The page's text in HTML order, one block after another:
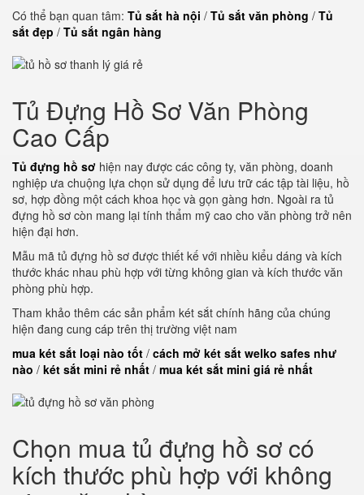
Có thể bạn quan tâm: Tủ sắt hà nội / Tủ sắt văn phòng / Tủ
sắt đẹp / Tủ sắt ngân hàng
Tủ Đựng Hồ Sơ Văn Phòng
Cao Cấp
Tủ đựng hồ sơ hiện nay được các công ty, văn phòng, doanh
nghiệp ưa chuộng lựa chọn sử dụng để lưu trữ các tập tài liệu, hồ
sơ, hợp đồng một cách khoa học và gọn gàng hơn. Ngoài ra tủ
đựng hồ sơ còn mang lại tính thẩm mỹ cao cho văn phòng trở nên
hiện đại hơn.
Mẫu mã tủ đựng hồ sơ được thiết kế với nhiều kiểu dáng và kích
thước khác nhau phù hợp với từng không gian và kích thước văn
phòng phù hợp.
Tham khảo thêm các sản phẩm két sắt chính hãng của chúng
hiện đang cung cáp trên thị trường việt nam
mua két sắt loại nào tốt / cách mở két sắt welko safes như
nào / két sắt mini rẻ nhất / mua két sắt mini giá rẻ nhất
Chọn mua tủ đựng hồ sơ có
kích thước phù hợp với không